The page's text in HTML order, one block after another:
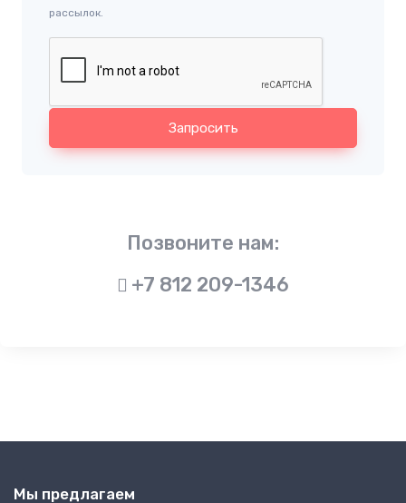
рассылок.
Запросить
Позвоните нам:
+7 812 209-1346
Мы предлагаем